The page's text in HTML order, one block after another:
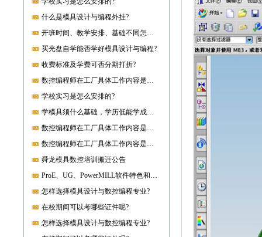
什么是模具设计与编程外挂?
开班时间、教学安排、基础不同怎样开课?
买光盘自学能否学好模具设计与编程?
收费标准及学费可否分期打折?
数控编程师在工厂具体工作内容是什么?
学校实习是怎么安排的?
学模具须什么基础，学历低能学成就业吗?
数控编程师在工厂具体工作内容是什么?
数控编程师在工厂具体工作内容是什么?
舜龙模具数控培训搬迁公告
ProE、UG、PowerMILL软件特色和优势?
怎样选择模具设计与数控编程专业?
在校期间可以考哪些证件呢?
怎样选择模具设计与数控编程专业?